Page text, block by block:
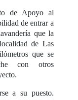
de Apoyo al
de entrar a
que la
de Las
que se
con otros
a su puesto.